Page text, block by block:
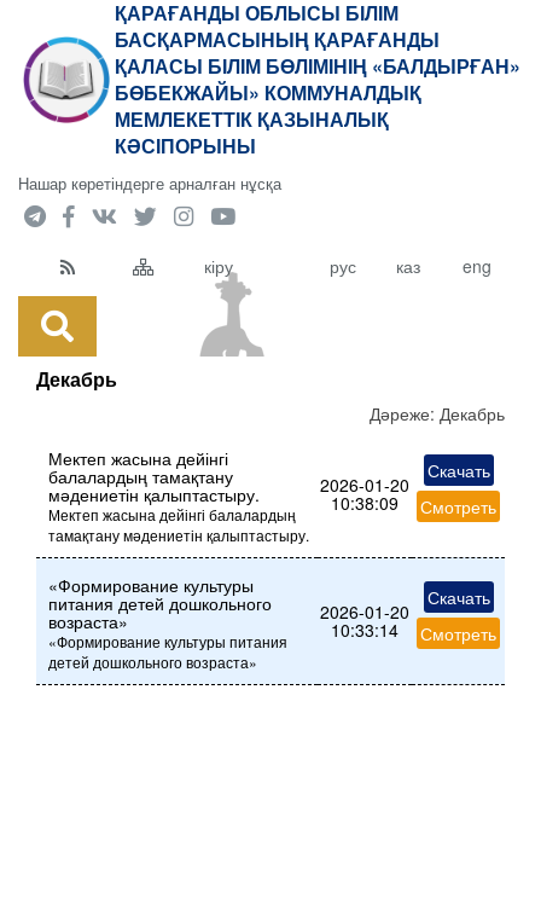
ҚАРАҒАНДЫ ОБЛЫСЫ БІЛІМ
БАСҚАРМАСЫНЫҢ ҚАРАҒАНДЫ
ҚАЛАСЫ БІЛІМ БӨЛІМІНІҢ «БАЛДЫРҒАН»
БӨБЕКЖАЙЫ» КОММУНАЛДЫҚ
МЕМЛЕКЕТТІК ҚАЗЫНАЛЫҚ
КӘСІПОРЫНЫ
Нашар көретіндерге арналған нұсқа
кіру рус каз eng
Декабрь
Дәреже: Декабрь
Мектеп жасына дейінгі
балалардың тамақтану
мәдениетін қалыптастыру.
Мектеп жасына дейінгі балалардың
тамақтану мәдениетін қалыптастыру.
2026-01-20
10:38:09
Скачать
Смотреть
«Формирование культуры
питания детей дошкольного
возраста»
«Формирование культуры питания
детей дошкольного возраста»
2026-01-20
10:33:14
Скачать
Смотреть